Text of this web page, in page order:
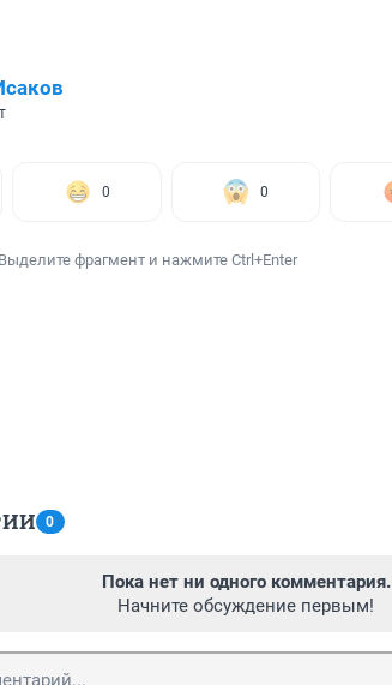
0 0
фрагмент и нажмите Ctrl+Enter
0
Пока нет ни одного комментария.
Начните обсуждение первым!